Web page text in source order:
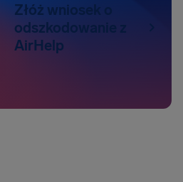
Złóż wniosek o
odszkodowanie z
AirHelp